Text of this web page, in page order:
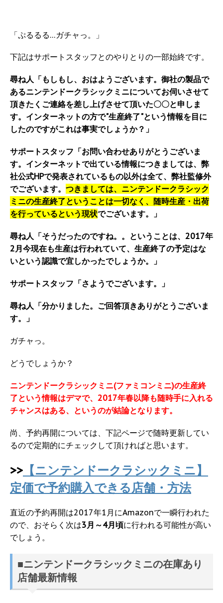
「ぷるるる…ガチャっ。」
下記はサポートスタッフとのやりとりの一部始終です。
尋ね人「もしもし、おはようございます。御社の製品で
あるニンテンドークラシックミニについてお伺いさせて
頂きたくご連絡を差し上げさせて頂いた〇〇と申しま
す。インターネットの方で"生産終了"という情報を目に
したのですがこれは事実でしょうか？」
サポートスタッフ「お問い合わせありがとうございま
す。インターネットで出ている情報につきましては、弊
社公式HPで発表されているもの以外は全て、弊社監修外
でございます。 つきましては、ニンテンドークラシック
ミニの生産終了ということは一切なく、随時生産・出荷
を行っているという現状でございます。」
尋ね人「そうだったのですね。。ということは、2017年
2月今現在も生産は行われていて、生産終了の予定はな
いという認識で宜しかったでしょうか。」
サポートスタッフ「さようでございます。」
尋ね人「分かりました。ご回答頂きありがとうございま
す。」
ガチャっ。
どうでしょうか？
ニンテンドークラシックミニ(ファミコンミニ)の生産終
了という情報はデマで、2017年春以降も随時手に入れる
チャンスはある、というのが結論となります。
尚、予約再開については、下記ページで随時更新してい
るので定期的にチェックして頂ければと思います。
>> 【ニンテンドークラシックミニ】
定価で予約購入できる店舗・方法
直近の予約再開は2017年1月にAmazonで一瞬行われた
ので、おそらく次は3月～4月頃に行われる可能性が高い
でしょう。
■ニンテンドークラシックミニの在庫あり
店舗最新情報